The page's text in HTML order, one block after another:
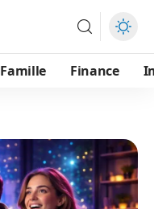
Famille Finance